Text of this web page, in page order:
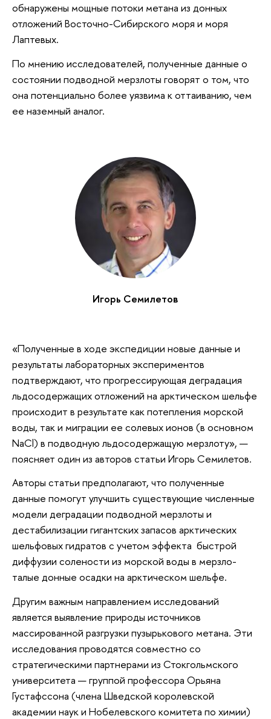
обнаружены мощные потоки метана из донных
отложений Восточно-Сибирского моря и моря
Лаптевых.
По мнению исследователей, полученные данные о
состоянии подводной мерзлоты говорят о том, что
она потенциально более уязвима к оттаиванию, чем
ее наземный аналог.
Игорь Семилетов
«Полученные в ходе экспедиции новые данные и
результаты лабораторных экспериментов
подтверждают, что прогрессирующая деградация
льдосодержащих отложений на арктическом шельфе
происходит в результате как потепления морской
воды, так и миграции ее солевых ионов (в основном
NaCl) в подводную льдосодержащую мерзлоту», —
поясняет один из авторов статьи Игорь Семилетов.
Авторы статьи предполагают, что полученные
данные помогут улучшить существующие численные
модели деградации подводной мерзлоты и
дестабилизации гигантских запасов арктических
шельфовых гидратов с учетом эффекта быстрой
диффузии солености из морской воды в мерзло-
талые донные осадки на арктическом шельфе.
Другим важным направлением исследований
является выявление природы источников
массированной разгрузки пузырькового метана. Эти
исследования проводятся совместно со
стратегическими партнерами из Стокгольмского
университета — группой профессора Орьяна
Густафссона (члена Шведской королевской
академии наук и Нобелевского комитета по химии)